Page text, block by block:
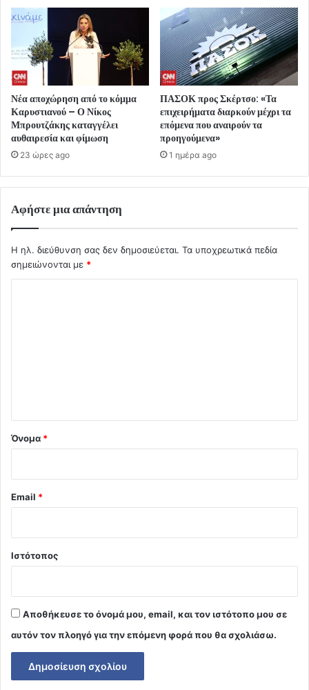
Νέα αποχώρηση από το κόμμα
Καρυστιανού – Ο Νίκος
Μπρουτζάκης καταγγέλει
αυθαιρεσία και φίμωση
23 ώρες ago
ΠΑΣΟΚ προς Σκέρτσο: «Τα
επιχειρήματα διαρκούν μέχρι τα
επόμενα που αναιρούν τα
προηγούμενα»
1 ημέρα ago
Αφήστε μια απάντηση
Η ηλ. διεύθυνση σας δεν δημοσιεύεται. Τα υποχρεωτικά πεδία
σημειώνονται με *
Όνομα *
Email *
Ιστότοπος
Αποθήκευσε το όνομά μου, email, και τον ιστότοπο μου σε
αυτόν τον πλοηγό για την επόμενη φορά που θα σχολιάσω.